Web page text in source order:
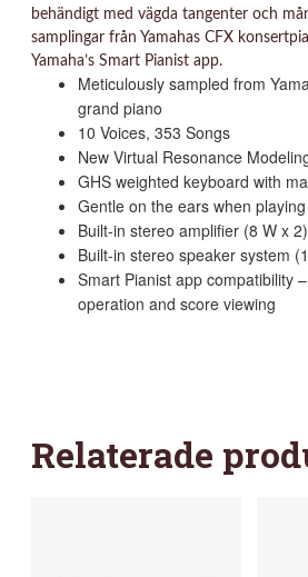
behändigt med vägda tangenter och
samplingar från Yamahas CFX
Yamaha’s Smart Pianist app.
Meticulously sampled from
grand piano
10 Voices, 353 Songs
New Virtual Resonance
GHS weighted keyboard with
Gentle on the ears when
Built-in stereo amplifier (8 W x 2)
Built-in stereo speaker system
Smart Pianist app compatibility
operation and score viewing
Relaterade